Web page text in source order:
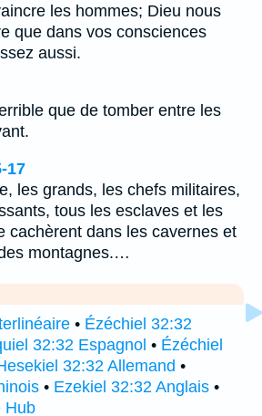
les hommes; Dieu nous
que dans vos consciences
aussi.
que de tomber entre les
17
les grands, les chefs militaires,
tous les esclaves et les
cachèrent dans les cavernes et
montagnes.…
• Ézéchiel 32:32
32:32 Espagnol • Ézéchiel
32:32 Allemand •
• Ezekiel 32:32 Anglais •
Hub